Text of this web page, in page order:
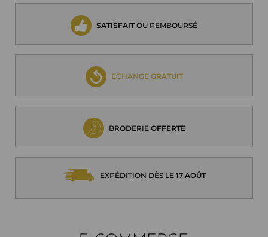
SATISFAITOU REMBOURSÉ
ECHANGE GRATUIT
BRODERIE OFFERTE
EXPÉDITION DÈS LE 17 AOÛT